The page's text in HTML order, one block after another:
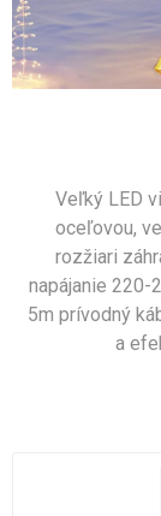
Veľký LED
oceľovou,
rozžiari
napájanie 220-
5m prívodný
a